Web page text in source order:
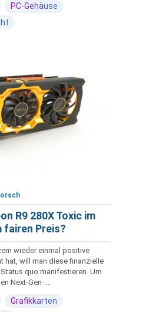
PC-Gehäuse
R9 280X Toxic im
fairen Preis?
wieder einmal positive
hat, will man diese finanzielle
quo manifestieren. Um
Next-Gen-...
Grafikkarten